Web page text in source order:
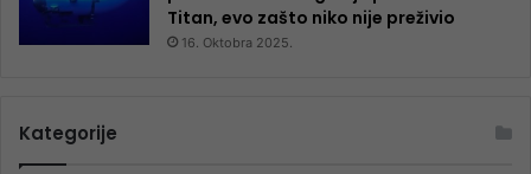
Titan, evo zašto niko nije preživio
16. Oktobra 2025.
Kategorije